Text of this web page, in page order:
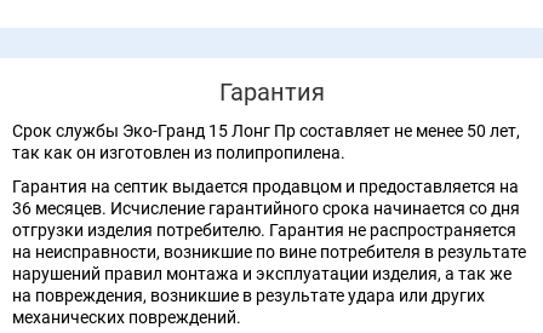
Гарантия
Срок службы Эко-Гранд 15 Лонг Пр составляет не менее 50 лет,
так как он изготовлен из полипропилена.
Гарантия на септик выдается продавцом и предоставляется на
36 месяцев. Исчисление гарантийного срока начинается со дня
отгрузки изделия потребителю. Гарантия не распространяется
на неисправности, возникшие по вине потребителя в результате
нарушений правил монтажа и эксплуатации изделия, а так же
на повреждения, возникшие в результате удара или других
механических повреждений.